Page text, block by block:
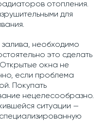
отопления.
для
необходимо
это сделать
окна не
если проблема
Покупать
нецелесообразно.
ситуации —